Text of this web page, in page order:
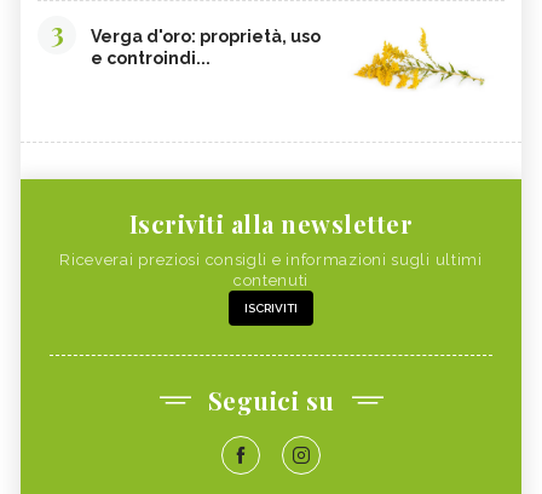
3
Verga d'oro: proprietà, uso
e controindi...
Iscriviti alla newsletter
Riceverai preziosi consigli e informazioni sugli ultimi
contenuti
ISCRIVITI
Seguici su